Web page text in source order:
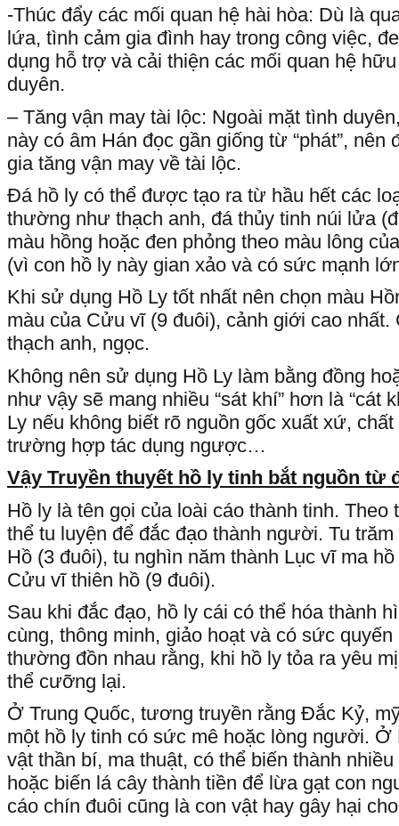
-Thúc đẩy các mối quan hệ hài hòa: Dù là
lứa, tình cảm gia đình hay trong công việc,
dụng hỗ trợ và cải thiện các mối quan hệ
duyên.
– Tăng vận may tài lộc: Ngoài mặt tình
này có âm Hán đọc gần giống từ “phát”, nên
gia tăng vận may về tài lộc.
Đá hồ ly có thể được tạo ra từ hầu hết các
thường như thạch anh, đá thủy tinh núi lửa
màu hồng hoặc đen phỏng theo màu lông
(vì con hồ ly này gian xảo và có sức mạnh
Khi sử dụng Hồ Ly tốt nhất nên chọn màu
màu của Cửu vĩ (9 đuôi), cảnh giới cao nhất.
thạch anh, ngọc.
Không nên sử dụng Hồ Ly làm bằng đồng
như vậy sẽ mang nhiều “sát khí” hơn là “cát
Ly nếu không biết rõ nguồn gốc xuất xứ,
trường hợp tác dụng ngược…
Vậy Truyền thuyết hồ ly tinh bắt nguồn từ
Hồ ly là tên gọi của loài cáo thành tinh. Theo
thể tu luyện để đắc đạo thành người. Tu
Hồ (3 đuôi), tu nghìn năm thành Lục vĩ ma
Cửu vĩ thiên hồ (9 đuôi).
Sau khi đắc đạo, hồ ly cái có thể hóa thành
cùng, thông minh, giảo hoạt và có sức
thường đồn nhau rằng, khi hồ ly tỏa ra yêu
thể cưỡng lại.
Ở Trung Quốc, tương truyền rằng Đắc Kỷ,
một hồ ly tinh có sức mê hoặc lòng người. Ở
vật thần bí, ma thuật, có thể biến thành
hoặc biến lá cây thành tiền để lừa gạt con
cáo chín đuôi cũng là con vật hay gây hại